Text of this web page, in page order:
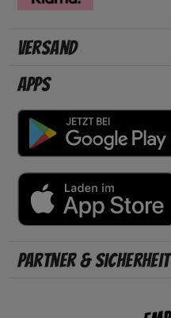
Versand
Apps
Partner & Sicherheit